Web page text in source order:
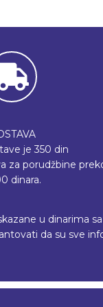
je 350 din
za porudžbine
dinara.
u dinarima
da su sve